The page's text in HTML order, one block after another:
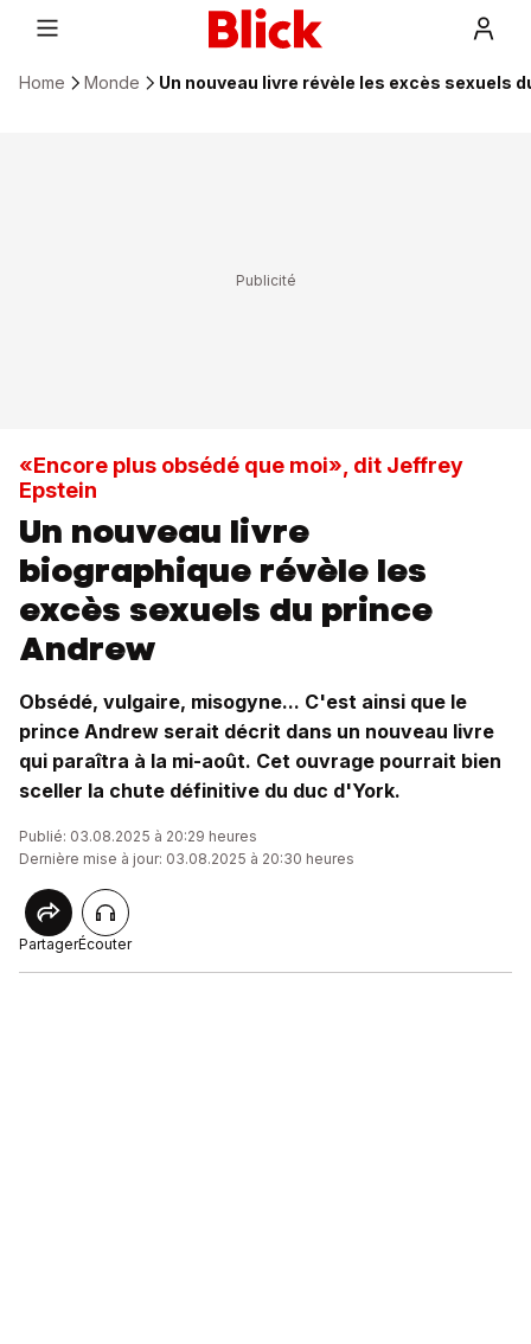
Home Monde Un nouveau livre révèle les excès sexuels
«Encore plus obsédé que moi», dit Jeffrey
Epstein
Un nouveau livre
biographique révèle les
excès sexuels du prince
Andrew
Obsédé, vulgaire, misogyne... C'est ainsi que le
prince Andrew serait décrit dans un nouveau livre
qui paraîtra à la mi-août. Cet ouvrage pourrait bien
sceller la chute définitive du duc d'York.
Publié: 03.08.2025 à 20:29 heures
Dernière mise à jour: 03.08.2025 à 20:30 heures
PartagerÉcouter